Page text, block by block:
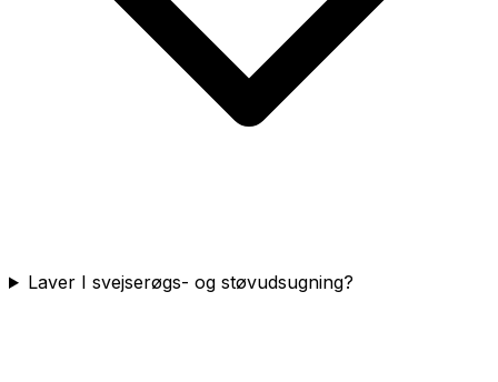
Laver I svejserøgs- og støvudsugning?